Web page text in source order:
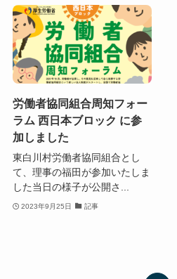
労働者協同組合周知フォー
ラム 西日本ブロック に参
加しました
東白川村労働者協同組合とし
て、理事の福田が参加いたしま
した当日の様子が公開さ...
2023年9月25日 記事